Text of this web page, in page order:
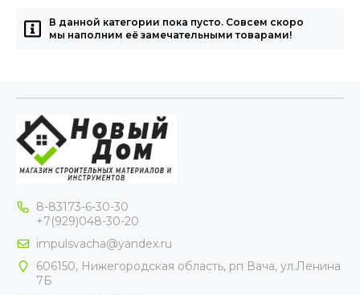
В данной категории пока пусто. Совсем скоро
мы наполним её замечательными товарами!
8-83173-6-30-30
+7(929)048-30-20
impulsvacha@yandex.ru
606150, Нижегородская область, рп Вача, ул.Ленина
7Б